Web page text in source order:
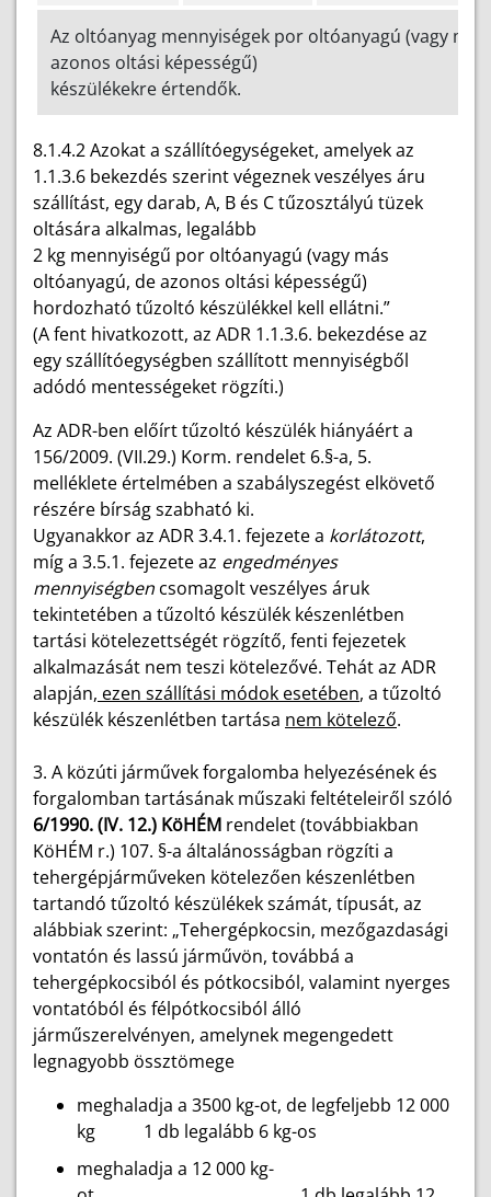
Az oltóanyag mennyiségek por oltóanyagú (vagy
azonos oltási képességű)
készülékekre értendők.
8.1.4.2 Azokat a szállítóegységeket, amelyek az
1.1.3.6 bekezdés szerint végeznek veszélyes áru
szállítást, egy darab, A, B és C tűzosztályú tüzek
oltására alkalmas, legalább
2 kg mennyiségű por oltóanyagú (vagy más
oltóanyagú, de azonos oltási képességű)
hordozható tűzoltó készülékkel kell ellátni.”
(A fent hivatkozott, az ADR 1.1.3.6. bekezdése az
egy szállítóegységben szállított mennyiségből
adódó mentességeket rögzíti.)
Az ADR-ben előírt tűzoltó készülék hiányáért a
156/2009. (VII.29.) Korm. rendelet 6.§-a, 5.
melléklete értelmében a szabályszegést elkövető
részére bírság szabható ki.
Ugyanakkor az ADR 3.4.1. fejezete a korlátozott,
míg a 3.5.1. fejezete az engedményes
mennyiségben csomagolt veszélyes áruk
tekintetében a tűzoltó készülék készenlétben
tartási kötelezettségét rögzítő, fenti fejezetek
alkalmazását nem teszi kötelezővé. Tehát az ADR
alapján, ezen szállítási módok esetében, a tűzoltó
készülék készenlétben tartása nem kötelező.
3. A közúti járművek forgalomba helyezésének és
forgalomban tartásának műszaki feltételeiről szóló
6/1990. (IV. 12.) KöHÉM rendelet (továbbiakban
KöHÉM r.) 107. §-a általánosságban rögzíti a
tehergépjárműveken kötelezően készenlétben
tartandó tűzoltó készülékek számát, típusát, az
alábbiak szerint: „Tehergépkocsin, mezőgazdasági
vontatón és lassú járművön, továbbá a
tehergépkocsiból és pótkocsiból, valamint nyerges
vontatóból és félpótkocsiból álló
járműszerelvényen, amelynek megengedett
legnagyobb össztömege
meghaladja a 3500 kg-ot, de legfeljebb 12 000
kg 1 db legalább 6 kg-os
meghaladja a 12 000 kg-